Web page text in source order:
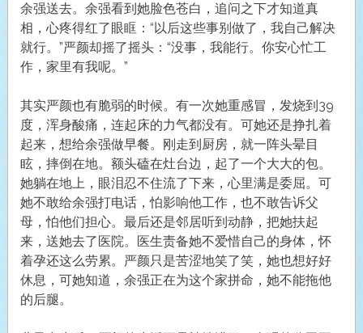
余强送去。余强看到她脸色苍白，追问之下才知道真
相，心疼得红了眼眶：“以后这些事别做了，我自己解决
就行。”严颜却摇了摇头：“没事，我能行。你安心忙工
作，家里有我呢。”
其实严颜也有脆弱的时候。有一次她重感冒，发烧到39
度，浑身酸痛，连起床的力气都没有。可她还是挣扎着
起来，想给余强做早餐。刚走到厨房，就一阵头晕目
眩，摔倒在地。额头磕在灶台边，起了一个大大的包。
她躺在地上，眼泪忍不住流了下来，心里满是委屈。可
她不敢给余强打电话，怕影响他工作，也不敢告诉父
母，怕他们担心。最后还是邻居听到动静，把她扶起
来，送她去了医院。医生责备她不爱惜自己的身体，怀
着孕还这么劳累。严颜只是苦涩地笑了笑，她也想好好
休息，可她知道，余强正在为这个家拼命，她不能拖他
的后腿。